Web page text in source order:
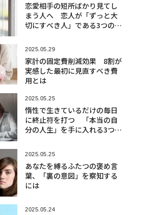
恋愛相手の短所ばかり見てし
まう人へ 恋人が「ずっと大
切にすべき人」である3つのサ
2025.05.29
家計の固定費削減効果 8割が
実感した最初に見直すべき費
用とは
2025.05.25
惰性で生きているだけの毎日
に終止符を打つ 「本当の自
分の人生」を手に入れる3つの
2025.05.25
あなたを縛るふたつの褒め言
葉、「裏の意図」を察知する
には
2025.05.24